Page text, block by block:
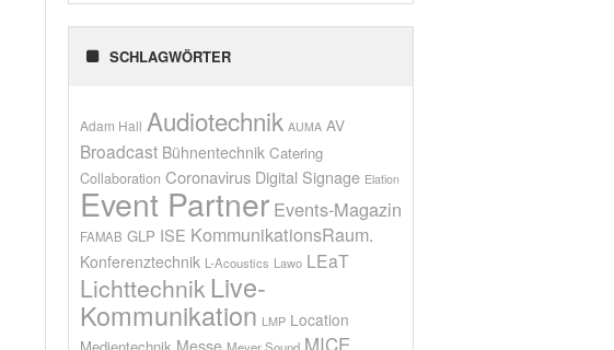
SCHLAGWÖRTER
Adam Hall Audiotechnik AUMA AV
Broadcast Bühnentechnik Catering
Collaboration Coronavirus Digital Signage Elation
Event Partner Events-Magazin
FAMAB GLP ISE KommunikationsRaum.
Konferenztechnik L-Acoustics Lawo LEaT
Lichttechnik Live-
Kommunikation LMP Location
Medientechnik Messe Meyer Sound MICE